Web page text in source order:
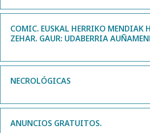
COMIC. EUSKAL HERRIKO MENDIAK
ZEHAR. GAUR: UDABERRIA
NECROLÓGICAS
ANUNCIOS GRATUITOS.